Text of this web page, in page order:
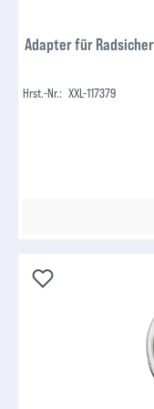
Adapter für
Hrst.-Nr.: XXL-117379